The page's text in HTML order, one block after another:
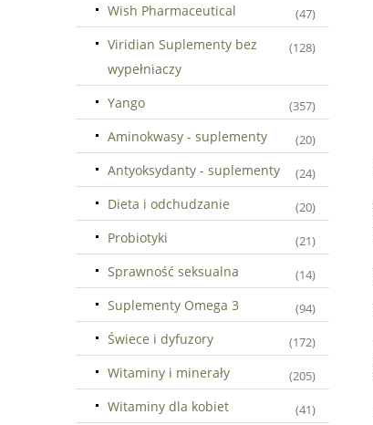
Wish Pharmaceutical (47)
Viridian Suplementy bez
wypełniaczy
(128)
Yango (357)
Aminokwasy - suplementy (20)
Antyoksydanty - suplementy (24)
Dieta i odchudzanie (20)
Probiotyki (21)
Sprawność seksualna (14)
Suplementy Omega 3 (94)
Świece i dyfuzory (172)
Witaminy i minerały (205)
Witaminy dla kobiet (41)